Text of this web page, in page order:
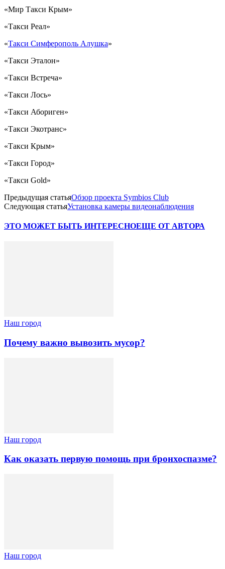
«Мир Такси Крым»
«Такси Реал»
«Такси Симферополь Алушка»
«Такси Эталон»
«Такси Встреча»
«Такси Лось»
«Такси Абориген»
«Такси Экотранс»
«Такси Крым»
«Такси Город»
«Такси Gold»
Предыдущая статьяОбзор проекта Symbios Club
Следующая статьяУстановка камеры видеонаблюдения
ЭТО МОЖЕТ БЫТЬ ИНТЕРЕСНОЕЩЕ ОТ АВТОРА
Наш город
Почему важно вывозить мусор?
Наш город
Как оказать первую помощь при бронхоспазме?
Наш город